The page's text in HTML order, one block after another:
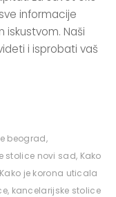
informacije
iskustvom. Naši
i isprobati vaš
beograd,
stolice novi sad, Kako
Kako je korona uticala
, kancelarijske stolice